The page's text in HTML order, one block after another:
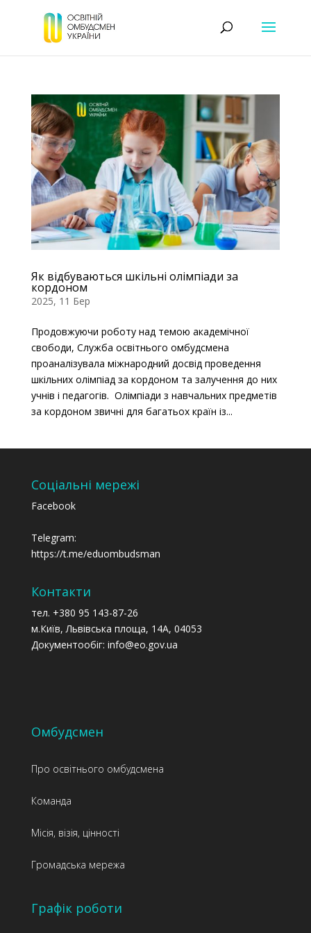
Як відбуваються шкільні олімпіади за
кордоном
2025, 11 Бер
Продовжуючи роботу над темою академічної
свободи, Служба освітнього омбудсмена
проаналізувала міжнародний досвід проведення
шкільних олімпіад за кордоном та залучення до них
учнів і педагогів. Олімпіади з навчальних предметів
за кордоном звичні для багатьох країн із...
Соціальні мережі
Facebook
Telegram:
https://t.me/eduombudsman
Контакти
тел. +380 95 143-87-26
м.Київ, Львівська площа, 14А, 04053
Документообіг: info@eo.gov.ua
Омбудсмен
Про освітнього омбудсмена
Команда
Місія, візія, цінності
Громадська мережа
Графік роботи